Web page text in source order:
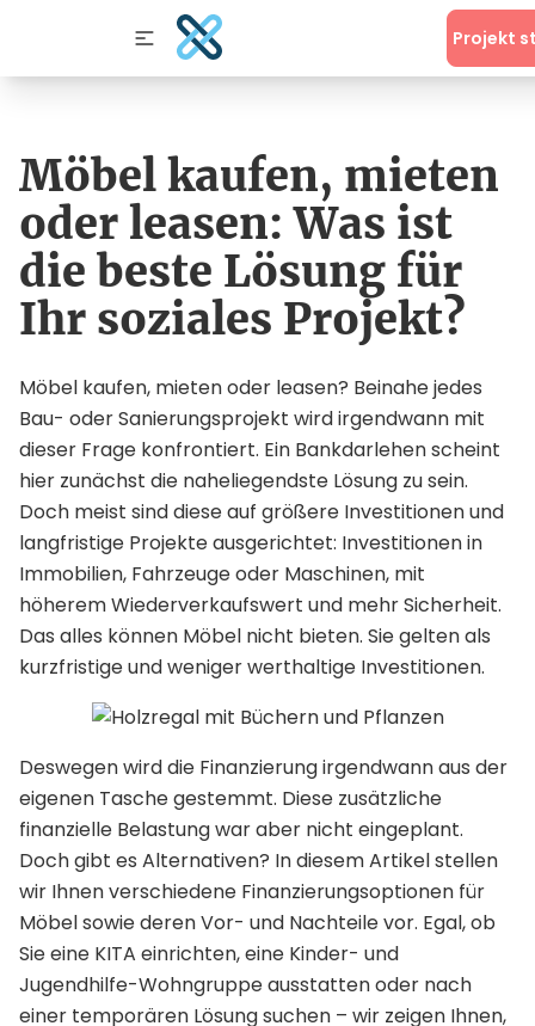
Projekt
Möbel kaufen, mieten
oder leasen: Was ist
die beste Lösung für
Ihr soziales Projekt?
Möbel kaufen, mieten oder leasen? Beinahe jedes
Bau- oder Sanierungsprojekt wird irgendwann mit
dieser Frage konfrontiert. Ein Bankdarlehen scheint
hier zunächst die naheliegendste Lösung zu sein.
Doch meist sind diese auf größere Investitionen und
langfristige Projekte ausgerichtet: Investitionen in
Immobilien, Fahrzeuge oder Maschinen, mit
höherem Wiederverkaufswert und mehr Sicherheit.
Das alles können Möbel nicht bieten. Sie gelten als
kurzfristige und weniger werthaltige Investitionen.
Deswegen wird die Finanzierung irgendwann aus der
eigenen Tasche gestemmt. Diese zusätzliche
finanzielle Belastung war aber nicht eingeplant.
Doch gibt es Alternativen? In diesem Artikel stellen
wir Ihnen verschiedene Finanzierungsoptionen für
Möbel sowie deren Vor- und Nachteile vor. Egal, ob
Sie eine KITA einrichten, eine Kinder- und
Jugendhilfe-Wohngruppe ausstatten oder nach
einer temporären Lösung suchen – wir zeigen Ihnen,